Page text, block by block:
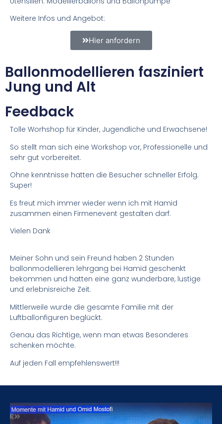
Weitere Infos und Angebot:
Hier anfordern
Ballonmodellieren fasziniert
Jung und Alt
Feedback
Tolle Worhshop für Kinder, Jugendliche und Erwachsene!
So stellt man sich eine Workshop vor, Professionelle und
sehr gut vorbereitet.
Ohne kenntnisse hatten die Besucher schneller Erfolg.
Super!
Es freut mich immer wieder wenn ich mit Hamid
zusammen einen Firmenevent gestalten darf.
Vielen Dank
Meiner Sohn und sein Freund haben 2 Stunden
ballonmodellieren lehrgang bei Hamid geschenkt
bekommen und hatten eine ganz wunderbare, lustige
und erlebnisreiche Zeit.
Mittlerweile wurde die gesamte Familie mit der
Luftballonfiguren beglückt.
Genau das Richtige, wenn man etwas Besonderes
schenken möchte.
Auf jeden Fall empfehlenswert!!!